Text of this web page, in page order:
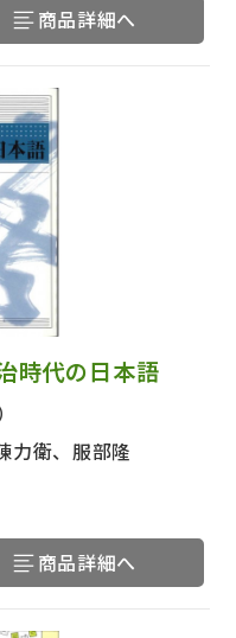
商品詳細へ
時代の日本語
力衛、服部隆
商品詳細へ